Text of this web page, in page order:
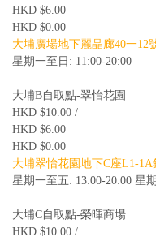
HKD $6.00
HKD $0.00
大埔廣場地下麗晶廊40一12
星期一至日: 11:00-20:00
大埔B自取點-翠怡花園
HKD $10.00 /
HKD $6.00
HKD $0.00
大埔翠怡花園地下C座L1-
星期一至五: 13:00-20:00 星
大埔C自取點-榮暉商場
HKD $10.00 /